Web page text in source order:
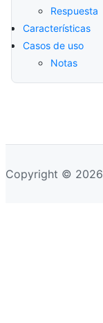
Respuesta
Características
Casos de uso
Notas
Copyright ©